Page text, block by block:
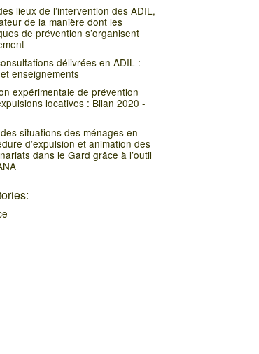
lieux de l’intervention des ADIL,
de la manière dont les
de prévention s’organisent
délivrées en ADIL :
enseignements
expérimentale de prévention
locatives : Bilan 2020 -
situations des ménages en
d’expulsion et animation des
dans le Gard grâce à l’outil